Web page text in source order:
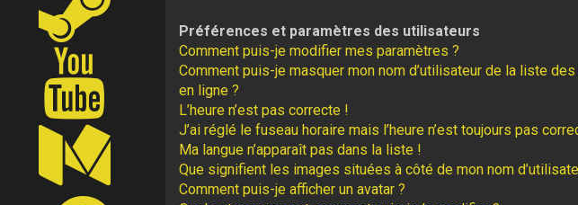
Préférences et paramètres des utilisateurs
Comment puis-je modifier mes paramètres ?
Comment puis-je masquer mon nom d’utilisateur de la liste
en ligne ?
L’heure n’est pas correcte !
J’ai réglé le fuseau horaire mais l’heure n’est toujours pas
Ma langue n’apparaît pas dans la liste !
Que signifient les images situées à côté de mon nom
Comment puis-je afficher un avatar ?